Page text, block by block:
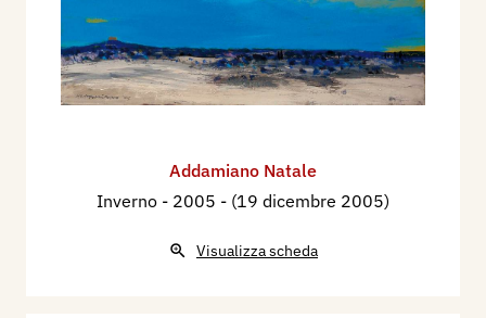
Addamiano Natale
Inverno - 2005 - (19 dicembre 2005)
Visualizza scheda